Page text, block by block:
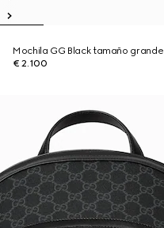
Mochila GG Black tamaño grande
€ 2.100